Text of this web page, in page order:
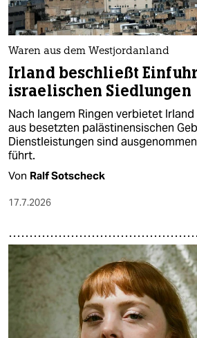
Waren aus dem Westjordanland
Irland beschließt
israelischen Siedlungen
Nach langem Ringen verbietet
aus besetzten palästinensischen
Dienstleistungen sind
führt.
Von Ralf Sotscheck
17.7.2026